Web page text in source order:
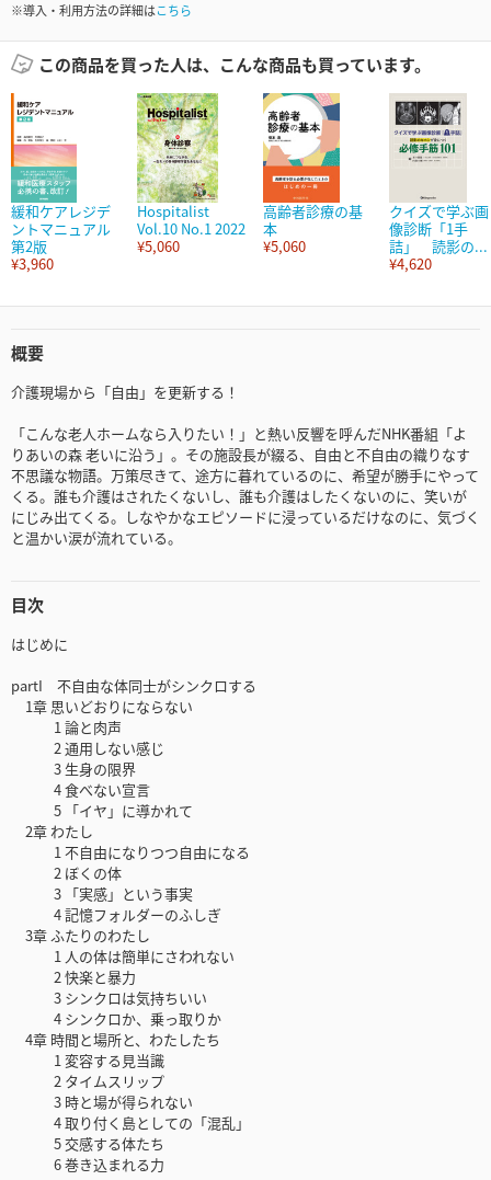
※導入・利用方法の詳細はこちら
この商品を買った人は、こんな商品も買っています。
緩和ケアレジデ
ントマニュアル
第2版
¥3,960
Hospitalist
Vol.10 No.1 2022
¥5,060
高齢者診療の基
本
¥5,060
クイズで学ぶ画
像診断「1手
詰」 読影の...
¥4,620
概要
介護現場から「自由」を更新する！
「こんな老人ホームなら入りたい！」と熱い反響を呼んだNHK番組「よ
りあいの森 老いに沿う」。その施設長が綴る、自由と不自由の織りなす
不思議な物語。万策尽きて、途方に暮れているのに、希望が勝手にやって
くる。誰も介護はされたくないし、誰も介護はしたくないのに、笑いが
にじみ出てくる。しなやかなエピソードに浸っているだけなのに、気づく
と温かい涙が流れている。
目次
はじめに
partI 不自由な体同士がシンクロする
1章 思いどおりにならない
1 論と肉声
2 通用しない感じ
3 生身の限界
4 食べない宣言
5 「イヤ」に導かれて
2章 わたし
1 不自由になりつつ自由になる
2 ぼくの体
3 「実感」という事実
4 記憶フォルダーのふしぎ
3章 ふたりのわたし
1 人の体は簡単にさわれない
2 快楽と暴力
3 シンクロは気持ちいい
4 シンクロか、乗っ取りか
4章 時間と場所と、わたしたち
1 変容する見当識
2 タイムスリップ
3 時と場が得られない
4 取り付く島としての「混乱」
5 交感する体たち
6 巻き込まれる力